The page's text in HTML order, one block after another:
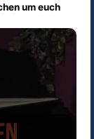
um euch